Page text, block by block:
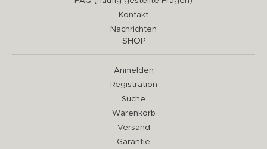
Kontakt
Nachrichten
SHOP
Anmelden
Registration
Suche
Warenkorb
Versand
Garantie